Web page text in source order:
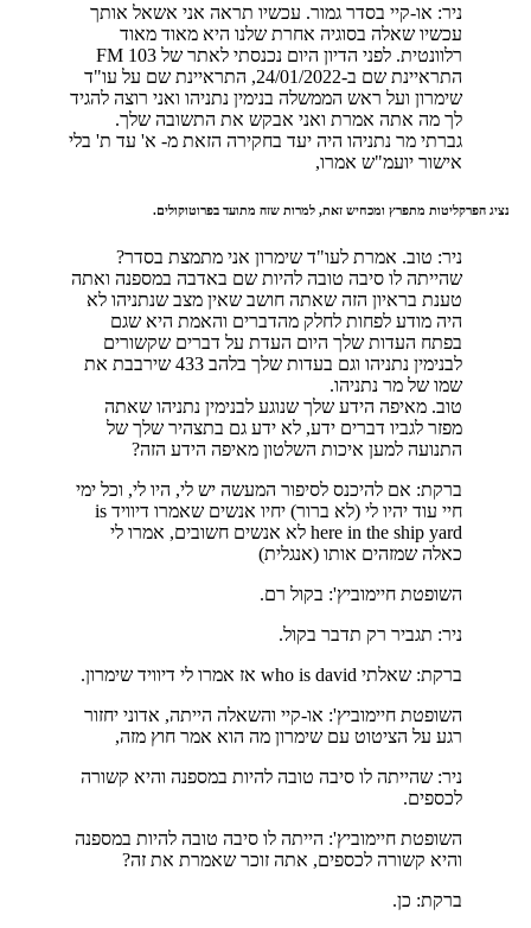
ניר: או-קיי בסדר גמור. עכשיו תראה אני אשאל אותך
עכשיו שאלה בסוגיה אחרת שלנו היא מאוד מאוד
רלוונטית. לפני הדיון היום נכנסתי לאתר של 103 FM
התראיינת שם ב-24/01/2022, התראיינת שם על עו"ד
שימרון ועל ראש הממשלה בנימין נתניהו ואני רוצה להגיד
לך מה אתה אמרת ואני אבקש את התשובה שלך.
גברתי מר נתניהו היה יעד בחקירה הזאת מ- א' עד ת' בלי
אישור יועמ"ש אמרו,
נציג הפרקליטות מתפרץ ומכחיש זאת, למרות שזה מתועד בפרוטוקולים.
ניר: טוב. אמרת לעו"ד שימרון אני מתמצת בסדר?
שהייתה לו סיבה טובה להיות שם באדבה במספנה ואתה
טענת בראיון הזה שאתה חושב שאין מצב שנתניהו לא
היה מודע לפחות לחלק מהדברים והאמת היא שגם
בפתח העדות שלך היום העדת על דברים שקשורים
לבנימין נתניהו וגם בעדות שלך בלהב 433 שירבבת את
שמו של מר נתניהו.
טוב. מאיפה הידע שלך שנוגע לבנימין נתניהו שאתה
מפזר לגביו דברים ידע, לא ידע גם בתצהיר שלך של
התנועה למען איכות השלטון מאיפה הידע הזה?
ברקת: אם להיכנס לסיפור המעשה יש לי, היו לי, וכל ימי
חיי עוד יהיו לי (לא ברור) יחיו אנשים שאמרו דיוויד is
here in the ship yard לא אנשים חשובים, אמרו לי
כאלה שמזהים אותו (אנגלית)
השופטת חיימוביץ': בקול רם.
ניר: תגביר רק תדבר בקול.
ברקת: שאלתי who is david אז אמרו לי דיוויד שימרון.
השופטת חיימוביץ': או-קיי והשאלה הייתה, אדוני יחזור
רגע על הציטוט עם שימרון מה הוא אמר חוץ מזה,
ניר: שהייתה לו סיבה טובה להיות במספנה והיא קשורה
לכספים.
השופטת חיימוביץ': הייתה לו סיבה טובה להיות במספנה
והיא קשורה לכספים, אתה זוכר שאמרת את זה?
ברקת: כן.